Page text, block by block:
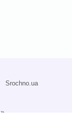
Srochno.ua
»